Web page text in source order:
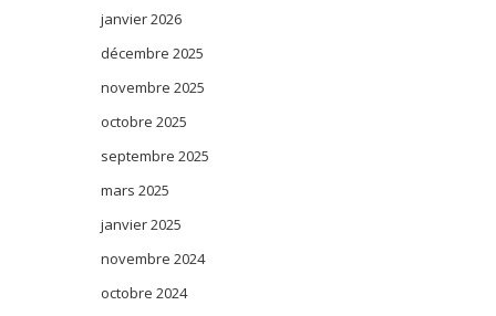
janvier 2026
décembre 2025
novembre 2025
octobre 2025
septembre 2025
mars 2025
janvier 2025
novembre 2024
octobre 2024